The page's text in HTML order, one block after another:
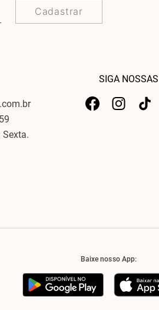
Cadastrar
Sexta.
SIGA
Baixe nosso App: